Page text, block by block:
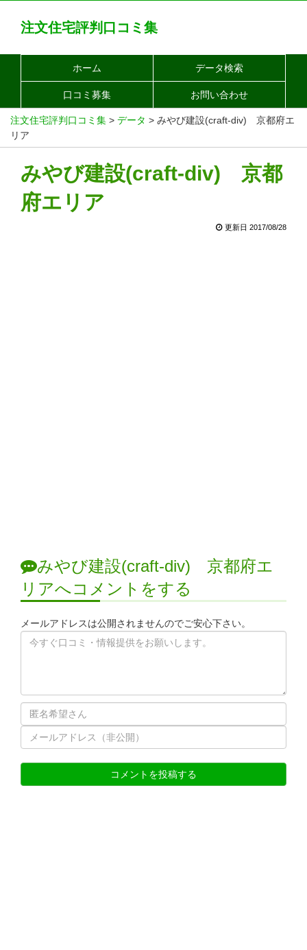
注文住宅評判口コミ集
ホーム データ検索
口コミ募集 お問い合わせ
注文住宅評判口コミ集 > データ > みやび建設(craft-div) 京都府エ
リア
みやび建設(craft-div) 京都
府エリア
更新日 2017/08/28
みやび建設(craft-div) 京都府エ
リアへコメントをする
メールアドレスは公開されませんのでご安心下さい。